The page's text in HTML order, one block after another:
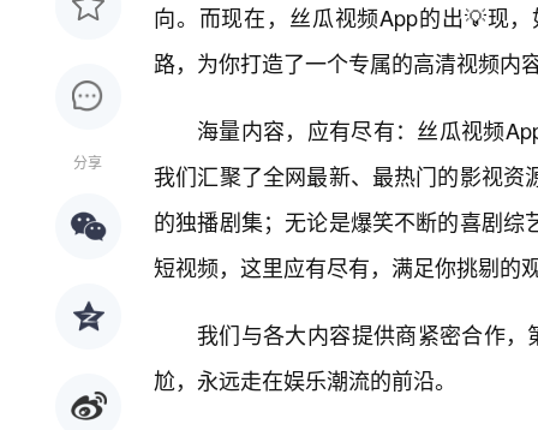
分享
向。而现在，丝瓜视频App的出💡现
路，为你打造了一个专属的高清视频内
海量内容，应有尽有：丝瓜视频
我们汇聚了全网最新、最热门的影视
的独播剧集；无论是爆笑不断的喜剧
短视频，这里应有尽有，满足你挑剔的
我们与各大内容提供商紧密合作，
尬，永远走在娱乐潮流的前沿。